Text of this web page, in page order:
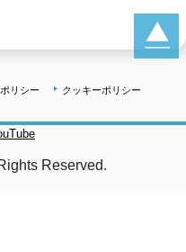
リシー クッキーポリシー
Reserved.